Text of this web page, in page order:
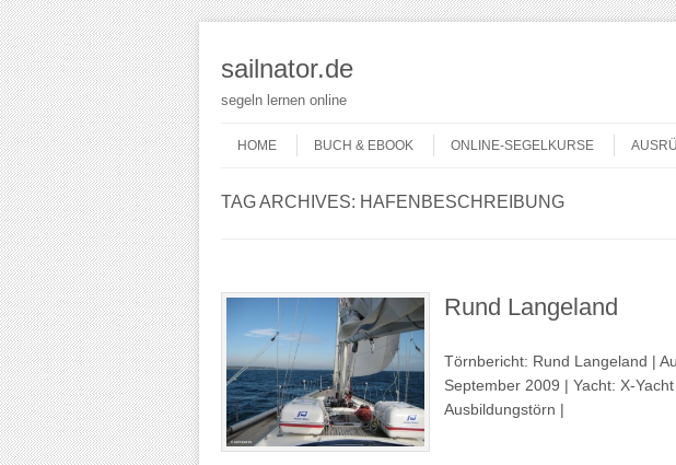
sailnator.de
segeln lernen online
Menu
HOME
BUCH & EBOOK ONLINE-SEGELKURSE
TAG ARCHIVES: HAFENBESCHREIBUNG
Rund Langeland
Törnbericht: Rund Langeland |
September 2009 | Yacht: X-Yacht
Ausbildungstörn |